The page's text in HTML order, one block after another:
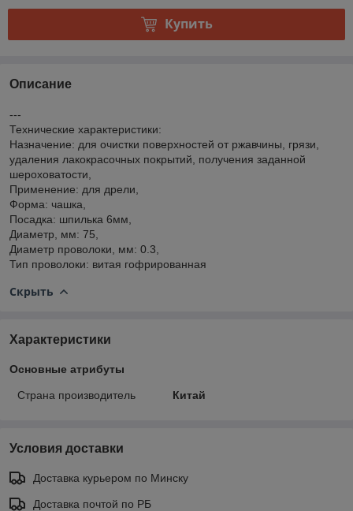
Купить
Описание
---
Технические характеристики:
Назначение: для очистки поверхностей от ржавчины, грязи,
удаления лакокрасочных покрытий, получения заданной
шероховатости,
Применение: для дрели,
Форма: чашка,
Посадка: шпилька 6мм,
Диаметр, мм: 75,
Диаметр проволоки, мм: 0.3,
Тип проволоки: витая гофрированная
Скрыть
Характеристики
Основные атрибуты
Страна производитель Китай
Условия доставки
Доставка курьером по Минску
Доставка почтой по РБ